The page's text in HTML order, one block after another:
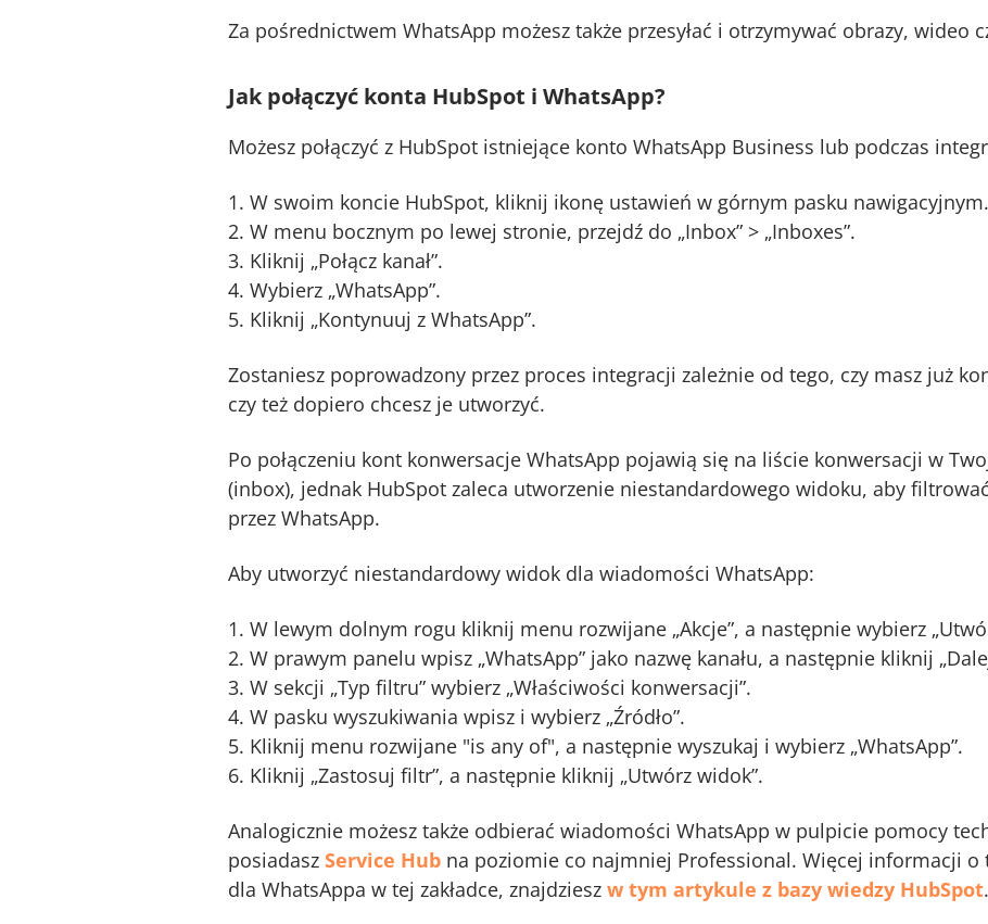
Za pośrednictwem WhatsApp możesz także przesyłać i otrzymywać obrazy, wideo
Jak połączyć konta HubSpot i WhatsApp?
Możesz połączyć z HubSpot istniejące konto WhatsApp Business lub podczas
W swoim koncie HubSpot, kliknij ikonę ustawień w górnym pasku nawigacyjnym.
W menu bocznym po lewej stronie, przejdź do „Inbox” > „Inboxes”.
Kliknij „Połącz kanał”.
Wybierz „WhatsApp”.
Kliknij „Kontynuuj z WhatsApp”.
Zostaniesz poprowadzony przez proces integracji zależnie od tego, czy masz już
czy też dopiero chcesz je utworzyć.
Po połączeniu kont konwersacje WhatsApp pojawią się na liście konwersacji w
(inbox), jednak HubSpot zaleca utworzenie niestandardowego widoku, aby
przez WhatsApp.
Aby utworzyć niestandardowy widok dla wiadomości WhatsApp:
W lewym dolnym rogu kliknij menu rozwijane „Akcje”, a następnie wybierz
W prawym panelu wpisz „WhatsApp” jako nazwę kanału, a następnie kliknij
W sekcji „Typ filtru” wybierz „Właściwości konwersacji”.
W pasku wyszukiwania wpisz i wybierz „Źródło”.
Kliknij menu rozwijane "is any of", a następnie wyszukaj i wybierz „WhatsApp”.
Kliknij „Zastosuj filtr”, a następnie kliknij „Utwórz widok”.
Analogicznie możesz także odbierać wiadomości WhatsApp w pulpicie pomocy
posiadasz Service Hub na poziomie co najmniej Professional. Więcej informacji o
dla WhatsAppa w tej zakładce, znajdziesz w tym artykule z bazy wiedzy HubSpot.